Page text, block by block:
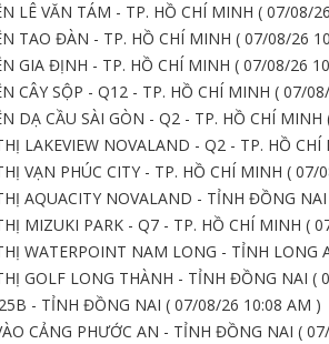
LÊ VĂN TÁM - TP. HỒ CHÍ MINH ( 07/08/
TAO ĐÀN - TP. HỒ CHÍ MINH ( 07/08/26
GIA ĐỊNH - TP. HỒ CHÍ MINH ( 07/08/26
CÂY SỘP - Q12 - TP. HỒ CHÍ MINH ( 07/
DẠ CẦU SÀI GÒN - Q2 - TP. HỒ CHÍ
LAKEVIEW NOVALAND - Q2 - TP. HỒ
VẠN PHÚC CITY - TP. HỒ CHÍ MINH ( 07/
AQUACITY NOVALAND - TỈNH ĐỒNG
MIZUKI PARK - Q7 - TP. HỒ CHÍ MINH (
WATERPOINT NAM LONG - TỈNH LONG
GOLF LONG THÀNH - TỈNH ĐỒNG NAI (
- TỈNH ĐỒNG NAI ( 07/08/26 10:08 AM )
CẢNG PHƯỚC AN - TỈNH ĐỒNG NAI (